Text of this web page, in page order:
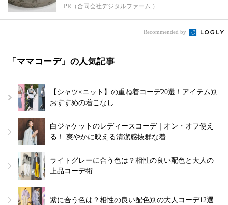
PR（合同会社デジタルファーム ）
Recommended by
「ママコーデ」の人気記事
【シャツ×ニット】の重ね着コーデ20選！アイテム別
おすすめの着こなし
白ジャケットのレディースコーデ｜オン・オフ使え
る！ 爽やかに映える清潔感抜群な着…
ライトグレーに合う色は？相性の良い配色と大人の
上品コーデ術
紫に合う色は？相性の良い配色別の大人コーデ12選